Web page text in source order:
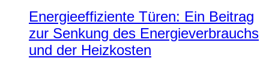
Energieeffiziente Türen: Ein Beitrag
zur Senkung des Energieverbrauchs
und der Heizkosten